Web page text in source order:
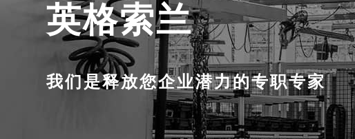
英格索兰
我们是释放您企业潜力的专职专家